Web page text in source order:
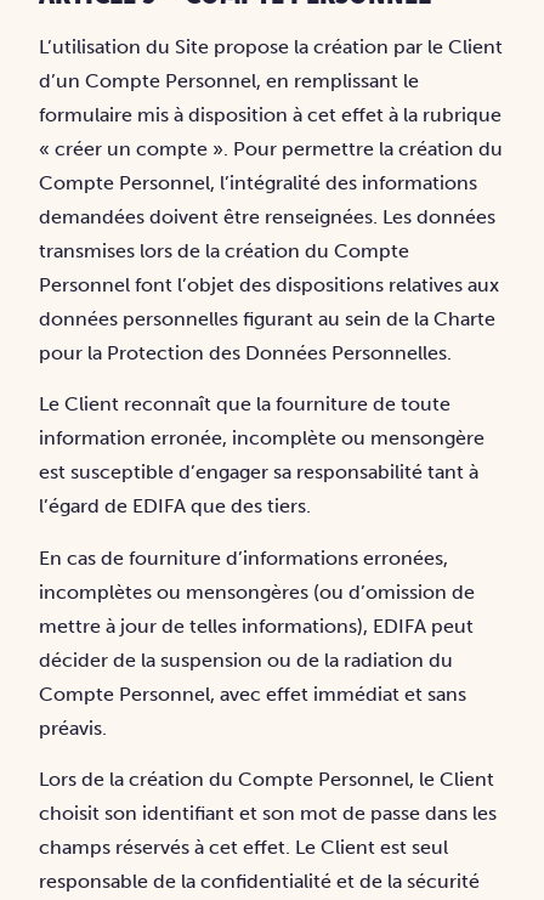
L’utilisation du Site propose la création par le Client
d’un Compte Personnel, en remplissant le
formulaire mis à disposition à cet effet à la rubrique
« créer un compte ». Pour permettre la création du
Compte Personnel, l’intégralité des informations
demandées doivent être renseignées. Les données
transmises lors de la création du Compte
Personnel font l’objet des dispositions relatives aux
données personnelles figurant au sein de la Charte
pour la Protection des Données Personnelles.
Le Client reconnaît que la fourniture de toute
information erronée, incomplète ou mensongère
est susceptible d’engager sa responsabilité tant à
l’égard de EDIFA que des tiers.
En cas de fourniture d’informations erronées,
incomplètes ou mensongères (ou d’omission de
mettre à jour de telles informations), EDIFA peut
décider de la suspension ou de la radiation du
Compte Personnel, avec effet immédiat et sans
préavis.
Lors de la création du Compte Personnel, le Client
choisit son identifiant et son mot de passe dans les
champs réservés à cet effet. Le Client est seul
responsable de la confidentialité et de la sécurité